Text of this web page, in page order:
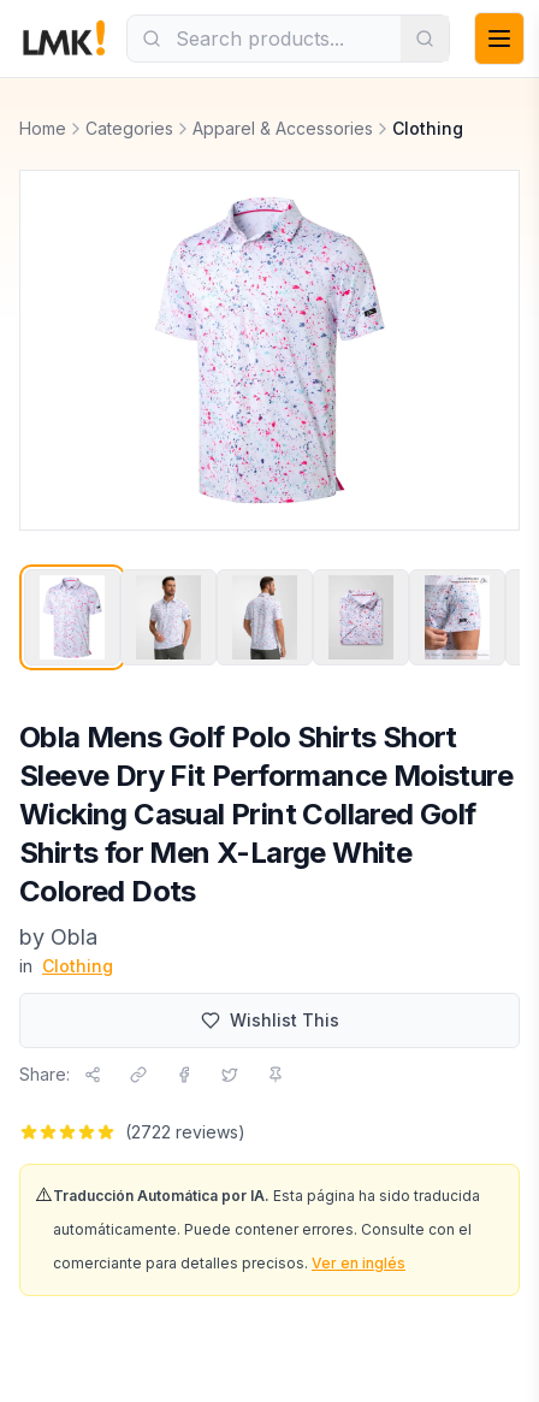
Home Categories Apparel & Accessories Clothing
Obla Mens Golf Polo Shirts Short
Sleeve Dry Fit Performance Moisture
Wicking Casual Print Collared Golf
Shirts for Men X-Large White
Colored Dots
by Obla
in Clothing
Wishlist This
Share:
(2722 reviews)
⚠️Traducción Automática por IA. Esta página ha sido traducida
automáticamente. Puede contener errores. Consulte con el
comerciante para detalles precisos. Ver en inglés